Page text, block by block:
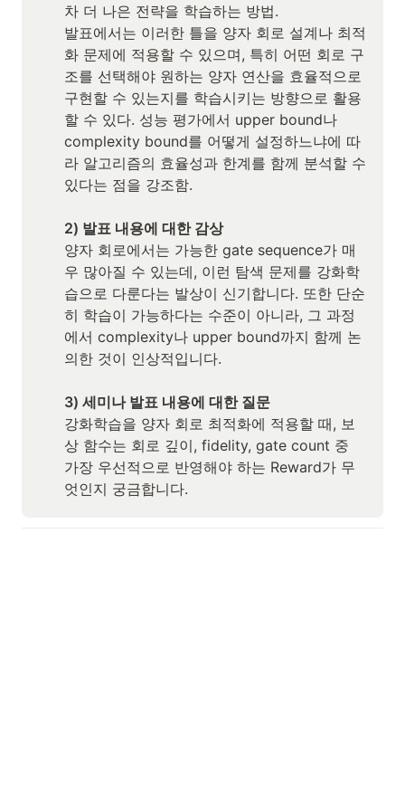
차 더 나은 전략을 학습하는 방법.
발표에서는 이러한 틀을 양자 회로 설계나 최적
화 문제에 적용할 수 있으며, 특히 어떤 회로 구
조를 선택해야 원하는 양자 연산을 효율적으로
구현할 수 있는지를 학습시키는 방향으로 활용
할 수 있다. 성능 평가에서 upper bound나
complexity bound를 어떻게 설정하느냐에 따
라 알고리즘의 효율성과 한계를 함께 분석할 수
있다는 점을 강조함.
2) 발표 내용에 대한 감상
양자 회로에서는 가능한 gate sequence가 매
우 많아질 수 있는데, 이런 탐색 문제를 강화학
습으로 다룬다는 발상이 신기합니다. 또한 단순
히 학습이 가능하다는 수준이 아니라, 그 과정
에서 complexity나 upper bound까지 함께 논
의한 것이 인상적입니다.
3) 세미나 발표 내용에 대한 질문
강화학습을 양자 회로 최적화에 적용할 때, 보
상 함수는 회로 깊이, fidelity, gate count 중
가장 우선적으로 반영해야 하는 Reward가 무
엇인지 궁금합니다.